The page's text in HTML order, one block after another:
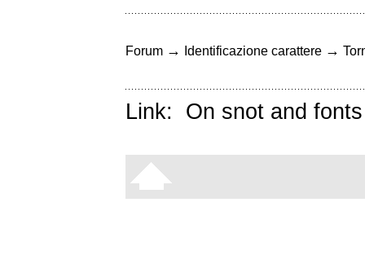
Forum → Identificazione carattere →
Link: On snot and fonts